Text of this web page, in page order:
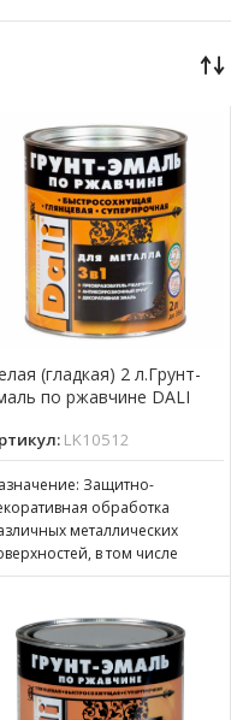
(гладкая) 2 л.Грунт-
по ржавчине DALI
LK10512
Защитно-
обработка
металлических
в том числе
точечной или
ржавчины до 100 мкм